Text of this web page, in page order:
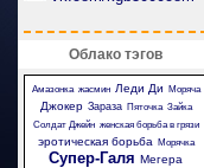
Облако тэгов
Амазонка жасмин Леди Ди Моряча
Джокер Зараза Пяточка Зайка
Солдат Джейн женская борьба в грязи
эротическая борьба Морячка
Супер-Галя Мегера